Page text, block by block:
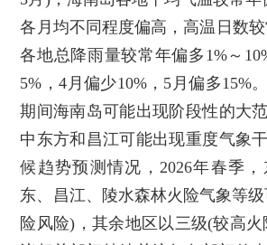
各月均不同程度偏高，高温日数
各地总降雨量较常年偏多1%～
5%，4月偏少10%，5月偏多15%
期间海南岛可能出现阶段性的大
中东方和昌江可能出现重度气象
候趋势预测情况，2026年春季
东、昌江、陵水森林火险气象等
险风险)，其余地区以三级(较高